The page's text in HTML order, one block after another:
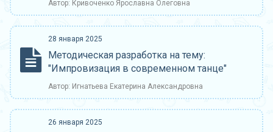
Автор: Кривоченко Ярославна Олеговна
28 января 2025
Методическая разработка на тему:
"Импровизация в современном танце"
Автор: Игнатьева Екатерина Александровна
26 января 2025